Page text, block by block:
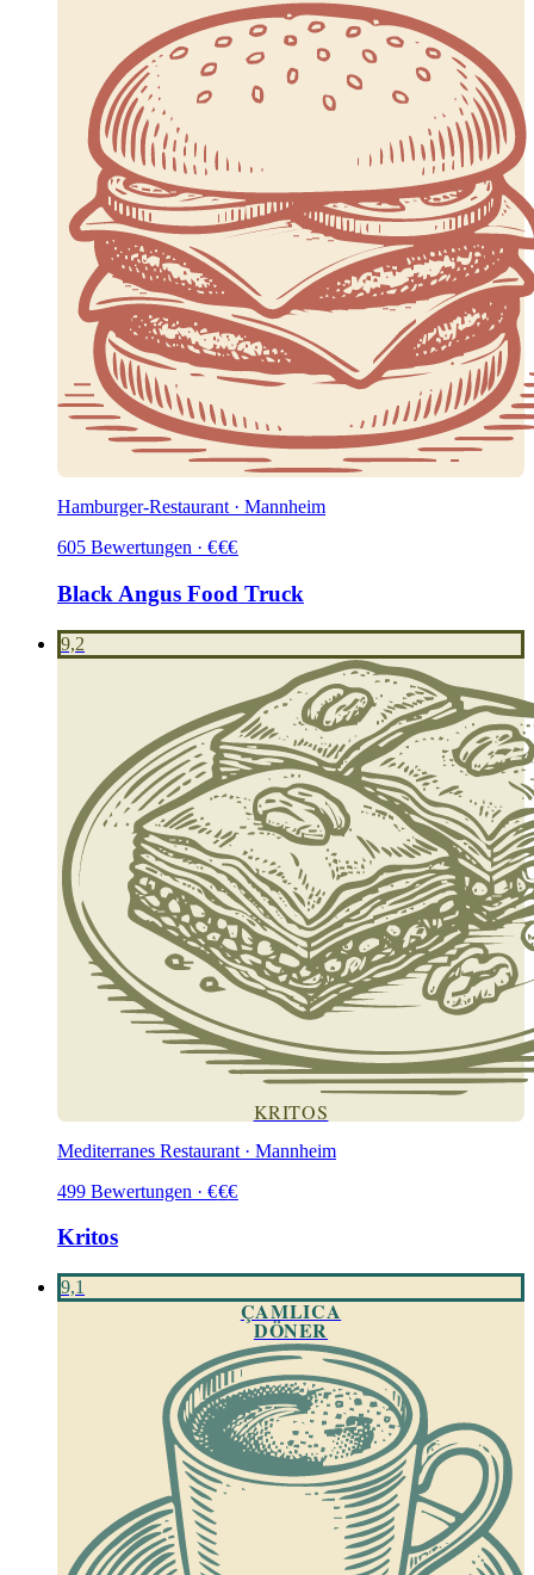
Hamburger-Restaurant · Mannheim
605 Bewertungen · €€€
Black Angus Food Truck
9,2
KRITOS
Mediterranes Restaurant · Mannheim
499 Bewertungen · €€€
Kritos
9,1
ÇAMLICA
DÖNER